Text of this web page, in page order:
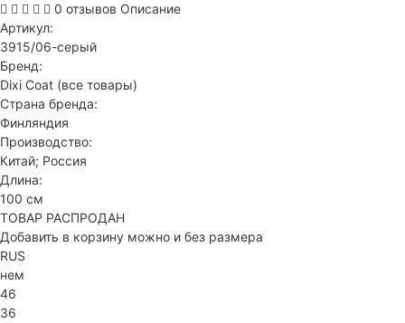
0 отзывов Описание
Артикул:
3915/06-серый
Бренд:
Dixi Coat (все товары)
Страна бренда:
Финляндия
Производство:
Китай; Россия
Длина:
100 см
ТОВАР РАСПРОДАН
Добавить в корзину можно и без размера
RUS
нем
46
36